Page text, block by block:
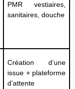
PMR vestiaires,
sanitaires, douche
Création d’une
issue + plateforme
d’attente